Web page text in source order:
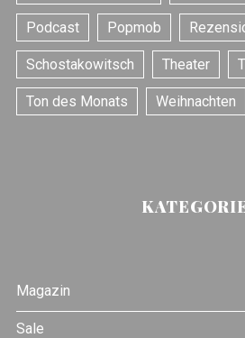
Podcast Popmob
Schostakowitsch Theater
Ton des Monats Weihnachten
Magazin
Sale